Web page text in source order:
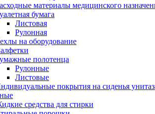
материалы медицинского
бумага
Листовая
Рулонная
на оборудование
полотенца
Рулонные
Листовые
покрытия на сиденья
средства для стирки